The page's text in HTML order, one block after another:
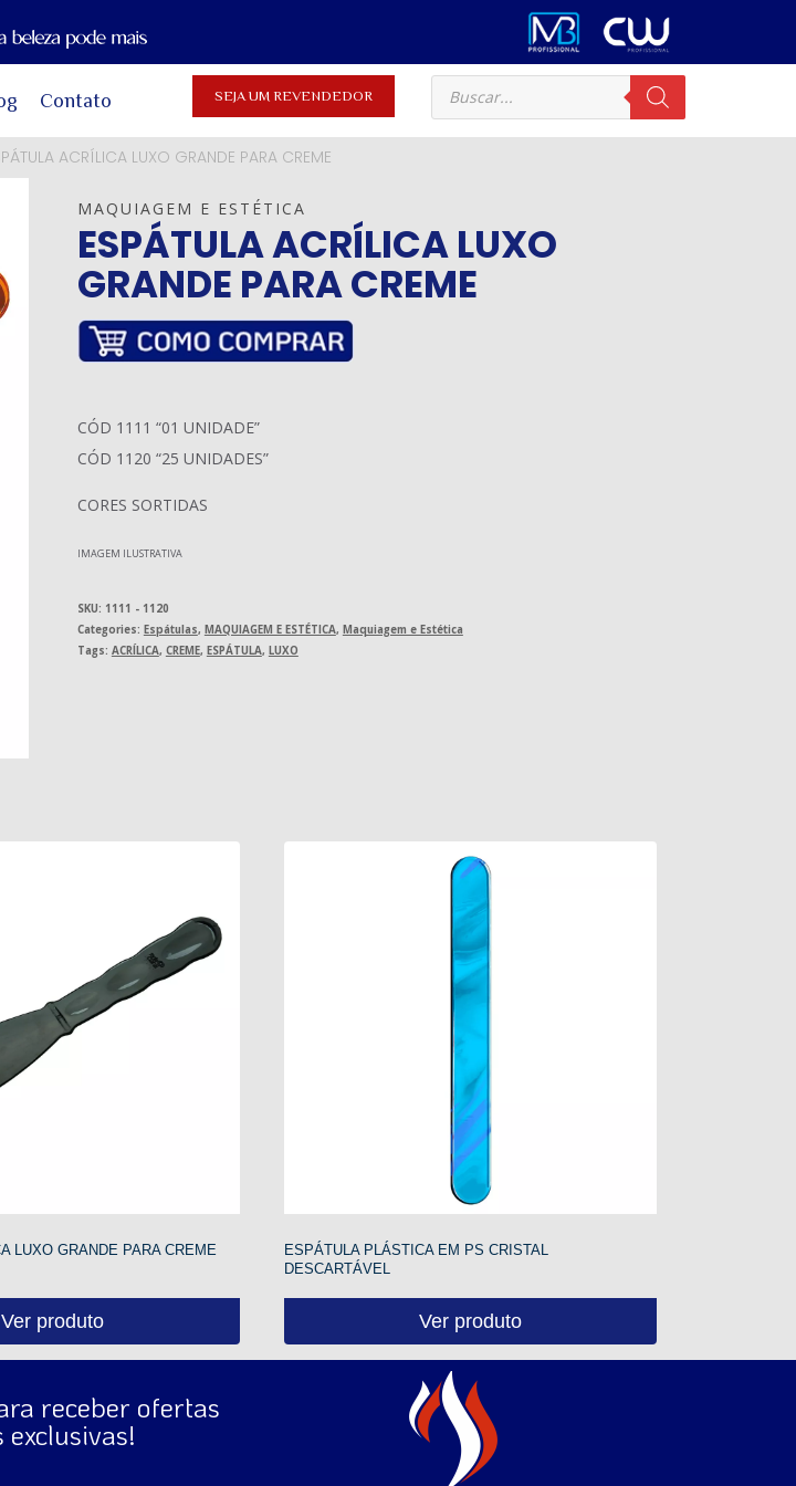
Contato SEJA UM REVENDEDOR
ACRÍLICA LUXO GRANDE PARA CREME
MAQUIAGEM E ESTÉTICA
ESPÁTULA ACRÍLICA LUXO
GRANDE PARA CREME
CÓD 1111 “01 UNIDADE”
CÓD 1120 “25 UNIDADES”
CORES SORTIDAS
IMAGEM ILUSTRATIVA
SKU: 1111 - 1120
Categories: Espátulas, MAQUIAGEM E ESTÉTICA, Maquiagem e Estética
Tags: ACRÍLICA, CREME, ESPÁTULA, LUXO
LUXO GRANDE PARA CREME
Ver produto
ESPÁTULA PLÁSTICA EM PS CRISTAL
DESCARTÁVEL
Ver produto
receber ofertas
exclusivas!